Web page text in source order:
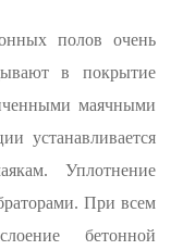
полов очень
в покрытие
маячными
устанавливается
Уплотнение
При всем
бетонной